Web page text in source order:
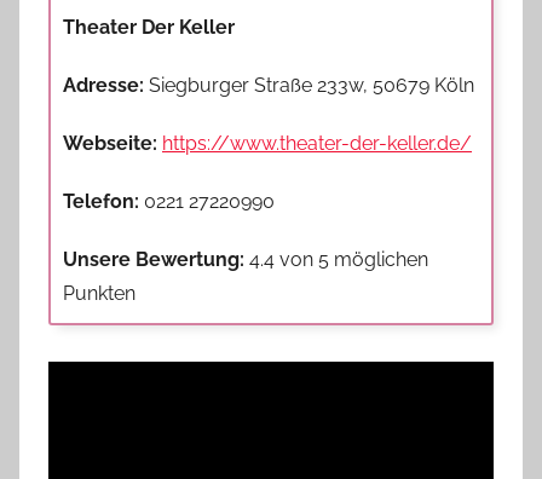
Theater Der Keller
Adresse: Siegburger Straße 233w, 50679 Köln
Webseite: https://www.theater-der-keller.de/
Telefon: 0221 27220990
Unsere Bewertung: 4.4 von 5 möglichen
Punkten